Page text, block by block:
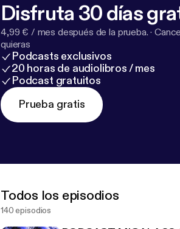
Disfruta 30 días
4,99 € / mes después de la prueba. ·
quieras
Podcasts exclusivos
20 horas de audiolibros / mes
Podcast gratuitos
Prueba gratis
Todos los episodios
140 episodios